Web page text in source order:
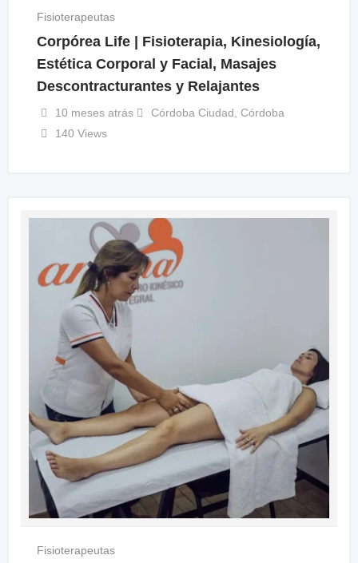
Fisioterapeutas
Corpórea Life | Fisioterapia, Kinesiología,
Estética Corporal y Facial, Masajes
Descontracturantes y Relajantes
10 meses atrás Córdoba Ciudad Córdoba
140 Views
Fisioterapeutas